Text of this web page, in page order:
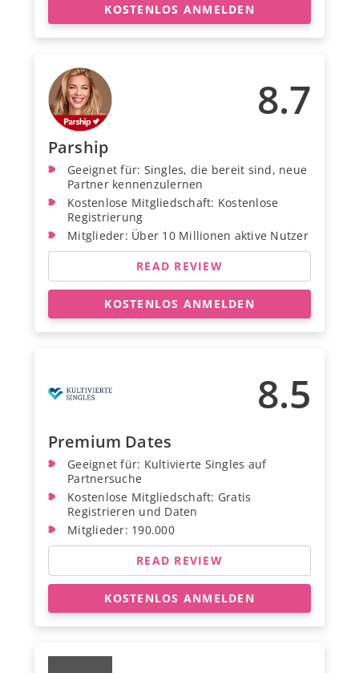
KOSTENLOS ANMELDEN
8.7
Parship
Geeignet für: Singles, die bereit sind, neue
Partner kennenzulernen
Kostenlose Mitgliedschaft: Kostenlose
Registrierung
Mitglieder: Über 10 Millionen aktive Nutzer
READ REVIEW
KOSTENLOS ANMELDEN
8.5
Premium Dates
Geeignet für: Kultivierte Singles auf
Partnersuche
Kostenlose Mitgliedschaft: Gratis
Registrieren und Daten
Mitglieder: 190.000
READ REVIEW
KOSTENLOS ANMELDEN